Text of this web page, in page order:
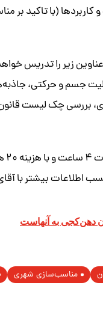
(با تاکید بر
عناوین زیر را تدریس
جسم و حرکتی،
بررسی چک لیست قانون
با آقای احمد غفوری
دهن‌کجی به آنهاست
مناسب‌سازی شهری